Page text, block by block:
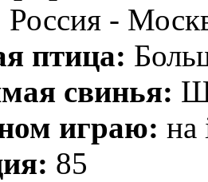
Россия -
птица:
свинья:
играю: на
85